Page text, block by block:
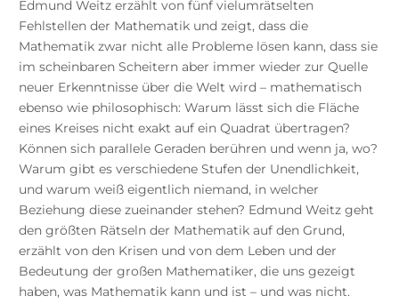
Edmund Weitz erzählt von fünf vielumrätselten
Fehlstellen der Mathematik und zeigt, dass die
Mathematik zwar nicht alle Probleme lösen kann, dass sie
im scheinbaren Scheitern aber immer wieder zur Quelle
neuer Erkenntnisse über die Welt wird – mathematisch
ebenso wie philosophisch: Warum lässt sich die Fläche
eines Kreises nicht exakt auf ein Quadrat übertragen?
Können sich parallele Geraden berühren und wenn ja, wo?
Warum gibt es verschiedene Stufen der Unendlichkeit,
und warum weiß eigentlich niemand, in welcher
Beziehung diese zueinander stehen? Edmund Weitz geht
den größten Rätseln der Mathematik auf den Grund,
erzählt von den Krisen und von dem Leben und der
Bedeutung der großen Mathematiker, die uns gezeigt
haben, was Mathematik kann und ist – und was nicht.